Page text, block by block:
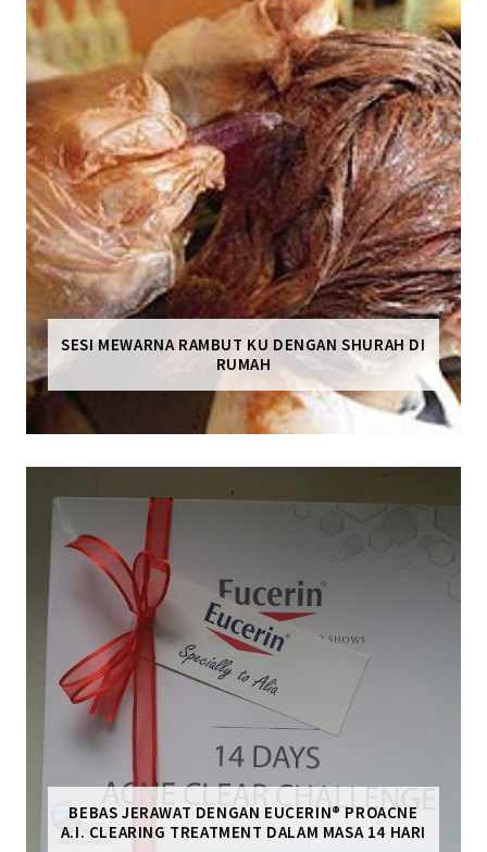
SESI MEWARNA RAMBUT KU DENGAN SHURAH DI
RUMAH
BEBAS JERAWAT DENGAN EUCERIN® PROACNE
A.I. CLEARING TREATMENT DALAM MASA 14 HARI